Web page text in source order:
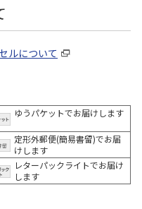
ルについて
ゆうパケットでお届けします
定形外郵便(簡易書留)でお届
けします
レターパックライトでお届け
します